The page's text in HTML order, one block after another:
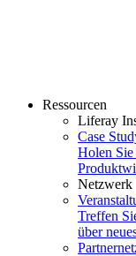
Ressourcen
Liferay
Case
Holen Sie
Netzwerk
Treffen
über